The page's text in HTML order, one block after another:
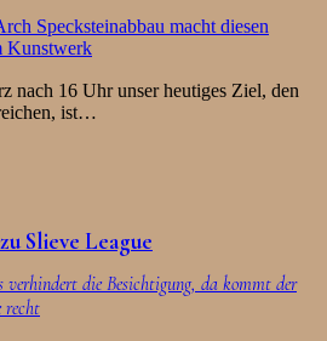
nach 16 Uhr unser heutiges Ziel, den
ist…
Slieve League
verhindert die Besichtigung, da kommt der
recht